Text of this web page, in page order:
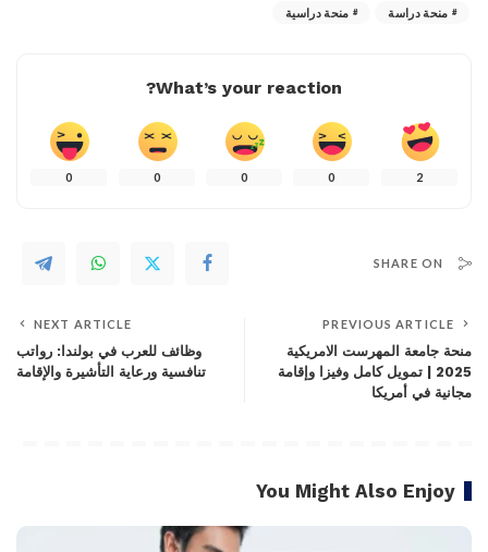
منحة دراسة
منحة دراسية
What’s your reaction?
2
0
0
0
0
SHARE ON
PREVIOUS ARTICLE
منحة جامعة المهرست الامريكية
2025 | تمويل كامل وفيزا وإقامة
مجانية في أمريكا
NEXT ARTICLE
وظائف للعرب في بولندا: رواتب
تنافسية ورعاية التأشيرة والإقامة
You Might Also Enjoy